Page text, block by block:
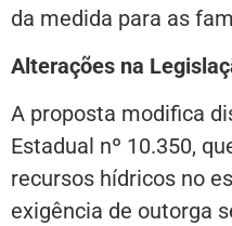
da medida para as
Alterações na
A proposta modifica
Estadual nº 10.350,
recursos hídricos no
exigência de outorga